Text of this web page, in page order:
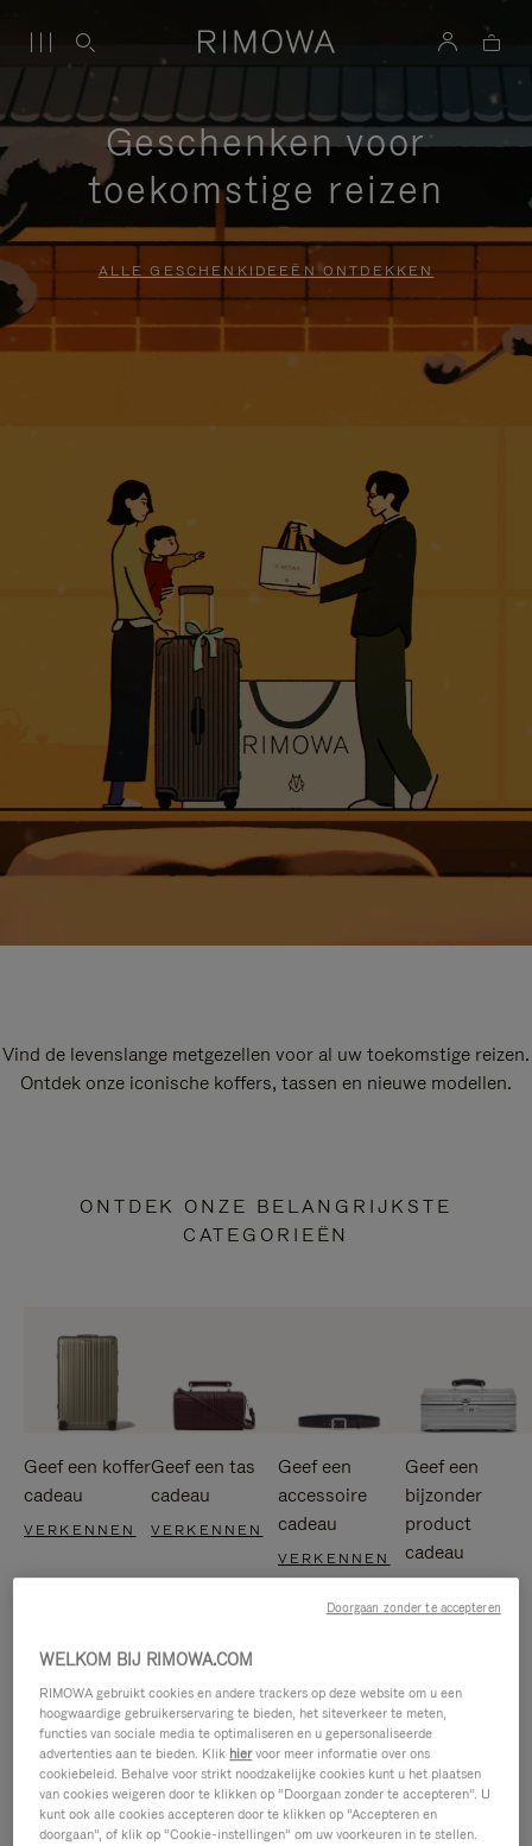
Geschenken voor
toekomstige reizen
ALLE GESCHENKIDEEËN ONTDEKKEN
Vind de levenslange metgezellen voor al uw toekomstige reizen.
Ontdek onze iconische koffers, tassen en nieuwe modellen.
ONTDEK ONZE BELANGRIJKSTE
CATEGORIEËN
Geef een koffer
cadeau
VERKENNEN
Geef een tas
cadeau
VERKENNEN
Geef een
accessoire
cadeau
VERKENNEN
Geef een
bijzonder
product
cadeau
WELKOM BIJ RIMOWA.COM
RIMOWA gebruikt cookies en andere trackers op deze website om u een
hoogwaardige gebruikerservaring te bieden, het siteverkeer te meten,
functies van sociale media te optimaliseren en u gepersonaliseerde
advertenties aan te bieden. Klik hiervoor meer informatie over ons
cookiebeleid. Behalve voor strikt noodzakelijke cookies kunt u het plaatsen
van cookies weigeren door te klikken op “Doorgaan zonder te accepteren”. U
kunt ook alle cookies accepteren door te klikken op “Accepteren en
doorgaan”, of klik op “Cookie-instellingen” om uw voorkeuren in te stellen.
Doorgaan zonder te accepteren